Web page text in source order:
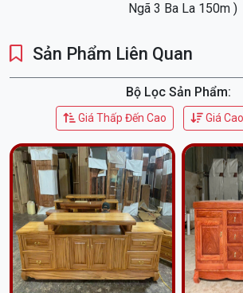
Ngã 3 Ba La 150m )
Sản Phẩm Liên Quan
Bộ Lọc Sản Phẩm:
Giá Thấp Đến Cao Giá